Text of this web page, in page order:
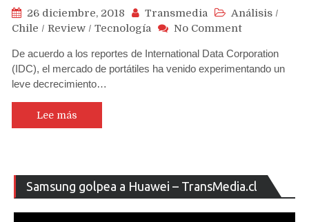
26 diciembre, 2018 Transmedia Análisis /
Chile / Review / Tecnología No Commenton
de
portátiles
chileno
De acuerdo a los reportes de International Data Corporation
(IDC), el mercado de portátiles ha venido experimentando un
leve decrecimiento…
Lee más
Samsung golpea a Huawei – TransMedia.cl
de